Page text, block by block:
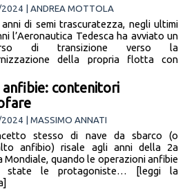
| ANDREA MOTTOLA
di semi trascuratezza, negli ultimi
l’Aeronautica Tedesca ha avviato un
di transizione verso la
della propria flotta con
anfibie: contenitori
| MASSIMO ANNATI
stesso di nave da sbarco (o
anfibio) risale agli anni della 2a
Mondiale, quando le operazioni anfibie
state le protagoniste… [leggi la